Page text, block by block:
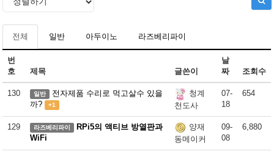
전체 일반 아두이노 라즈베리파이
번
호
제목 글쓴이
날
짜
조회수
130 일반
전자제품 수리로 먹고살수 있을
까?
+1
청계
천도사
07-
18
654
129 라즈베리파이
RPi5의 액티브 방열판과
WiFi
양재
동메이커
09-
08
6,880